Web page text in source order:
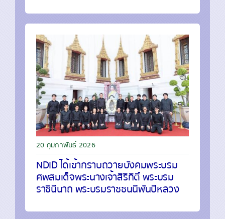
20 กุมภาพันธ์ 2026
NDID ได้เข้ากราบถวายบังคมพระบรม
ศพสมเด็จพระนางเจ้าสิริกิติ์ พระบรม
ราชินีนาถ พระบรมราชชนนีพันปีหลวง